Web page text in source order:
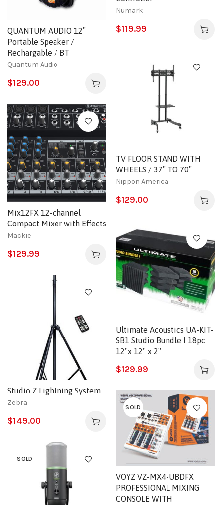
Numark
$119.99
QUANTUM AUDIO 12″
Portable Speaker /
Rechargable / BT
Quantum Audio
$129.00
TV FLOOR STAND WITH
WHEELS / 37″ TO 70″
Nippon America
$129.00
Mix12FX 12-channel
Compact Mixer with Effects
Mackie
$129.99
Ultimate Acoustics UA-KIT-
SB1 Studio Bundle I 18pc
12″x 12″ x 2″
$129.99
Studio Z Lightning System
Zebra
$149.00
SOLD
VOYZ VZ-MX4-UBDFX
PROFESSIONAL MIXING
CONSOLE WITH
SOLD